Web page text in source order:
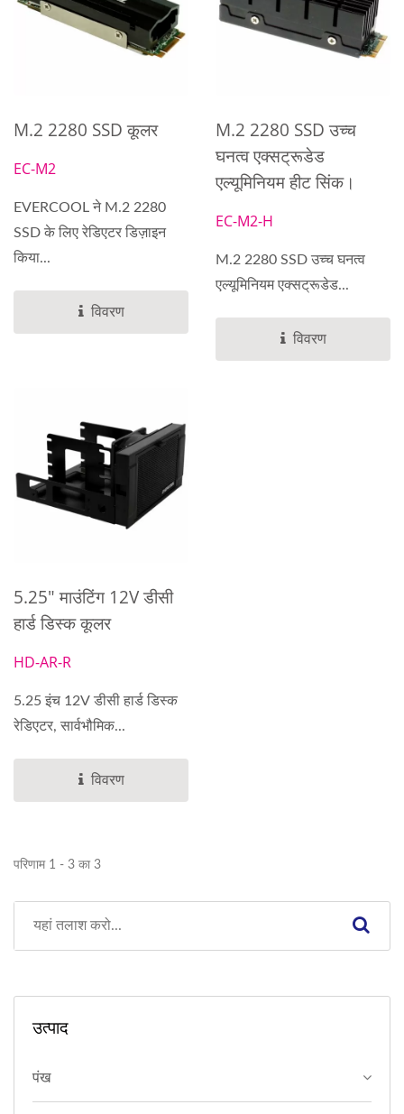
M.2 2280 SSD कूलर
EC-M2
EVERCOOL ने M.2 2280
SSD के लिए रेडिएटर डिज़ाइन
किया...
विवरण
M.2 2280 SSD उच्च
घनत्व एक्सट्रूडेड
एल्यूमिनियम हीट सिंक।
EC-M2-H
M.2 2280 SSD उच्च घनत्व
एल्यूमिनियम एक्सट्रूडेड...
विवरण
5.25" माउंटिंग 12V डीसी
हार्ड डिस्क कूलर
HD-AR-R
5.25 इंच 12V डीसी हार्ड डिस्क
रेडिएटर, सार्वभौमिक...
विवरण
परिणाम 1 - 3 का 3
उत्पाद
पंख